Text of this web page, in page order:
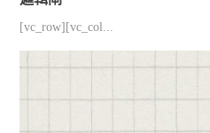
[vc_row][vc_col...